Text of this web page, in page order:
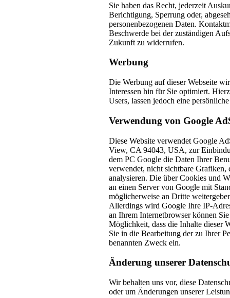
Sie haben das Recht, jederzeit
Berichtigung, Sperrung oder,
personenbezogenen Daten.
Beschwerde bei der zuständigen
Zukunft zu widerrufen.
Werbung
Die Werbung auf dieser Webseite
Interessen hin für Sie optimiert.
Users, lassen jedoch eine
Verwendung von Google
Diese Website verwendet Google
View, CA 94043, USA, zur
dem PC Google die Daten Ihrer
verwendet, nicht sichtbare Grafiken,
analysieren. Die über Cookies und
an einen Server von Google mit
möglicherweise an Dritte
Allerdings wird Google Ihre IP-
an Ihrem Internetbrowser können
Möglichkeit, dass die Inhalte dieser
Sie in die Bearbeitung der zu Ihrer
benannten Zweck ein.
Änderung unserer
Wir behalten uns vor, diese
oder um Änderungen unserer